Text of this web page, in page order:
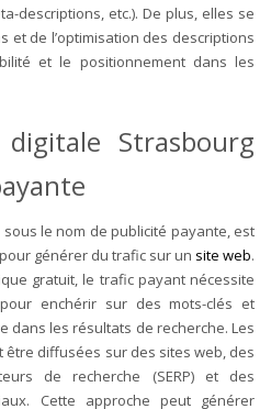
descriptions, etc.). De plus, elles se
et de l’optimisation des descriptions
et le positionnement dans les
Strasbourg
le nom de publicité payante, est
générer du trafic sur un site web.
gratuit, le trafic payant nécessite
enchérir sur des mots-clés et
dans les résultats de recherche. Les
diffusées sur des sites web, des
de recherche (SERP) et des
Cette approche peut générer